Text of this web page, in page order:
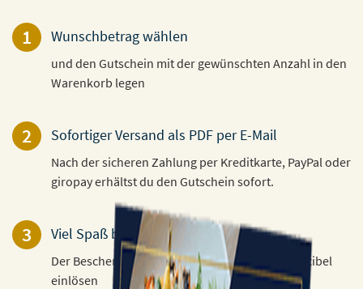
1 Wunschbetrag wählen
und den Gutschein mit der gewünschten Anzahl in den
Warenkorb legen
2 Sofortiger Versand als PDF per E-Mail
Nach der sicheren Zahlung per Kreditkarte, PayPal oder
giropay erhältst du den Gutschein sofort.
3 Viel Spaß beim Verschenken!
Der Beschenkte kann den Gutschein 3 Jahre flexibel
einlösen